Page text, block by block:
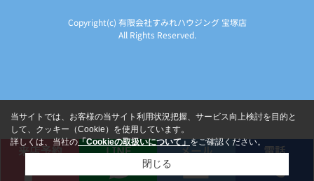
Copyright(c) 有限会社すみれハウジング 宝塚店
All Rights Reserved.
当サイトでは、お客様の当サイト利用状況把握、サービス向上検討を目的と
して、クッキー（Cookie）を使用しています。
詳しくは、当社の「Cookieの取扱いについて」をご確認ください。
閉じる